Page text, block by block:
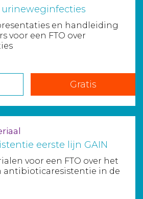
en handleiding
voor een FTO over
Gratis
eerste lijn GAIN
voor een FTO over het
antibioticaresistentie in de